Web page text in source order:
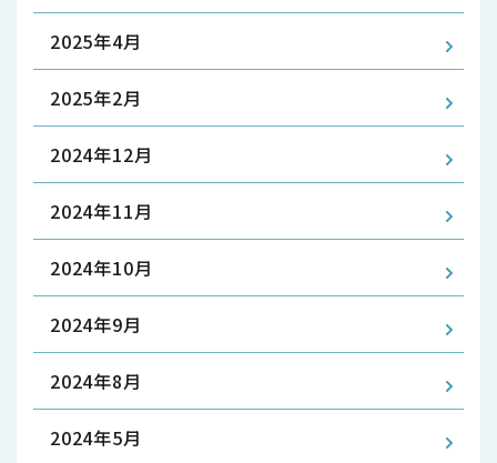
2025年4月
2025年2月
2024年12月
2024年11月
2024年10月
2024年9月
2024年8月
2024年5月